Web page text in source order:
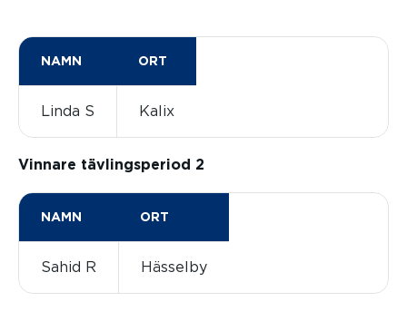
NAMN ORT
Linda S Kalix
Vinnare tävlingsperiod 2
NAMN ORT
Sahid R Hässelby